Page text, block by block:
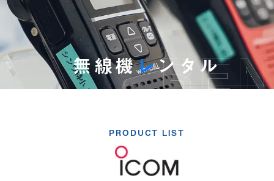
無線機レンタル
PRODUCT LIST